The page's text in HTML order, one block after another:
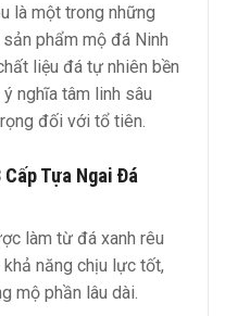
là một trong những
phẩm mộ đá Ninh
liệu đá tự nhiên bền
nghĩa tâm linh sâu
đối với tổ tiên.
Tựa Ngai Đá
làm từ đá xanh rêu
năng chịu lực tốt,
mộ phần lâu dài.